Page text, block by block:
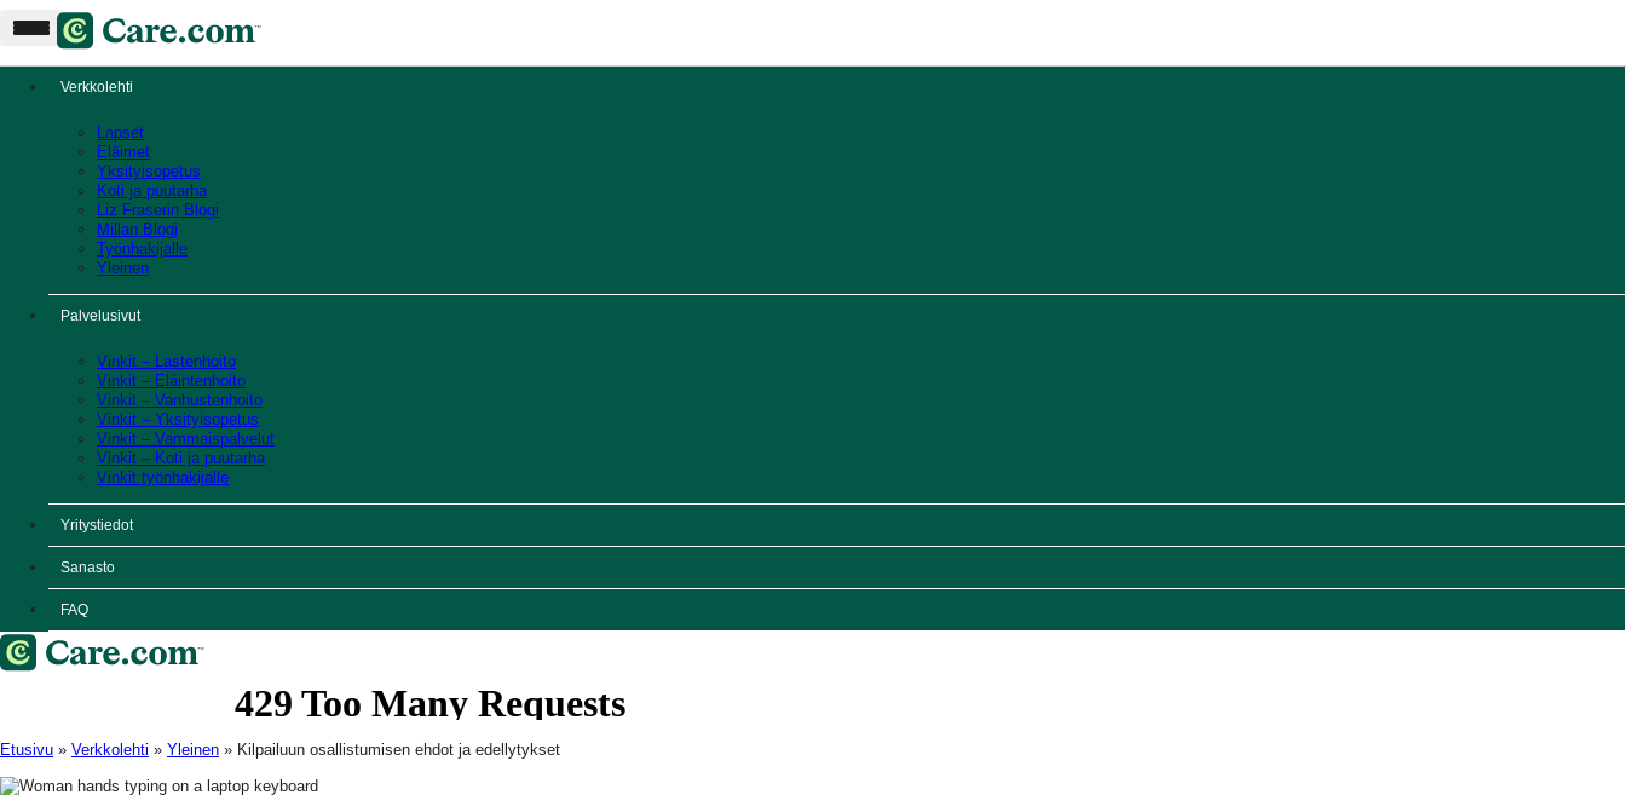
Verkkolehti
Lapset
Eläimet
Yksityisopetus
Koti ja puutarha
Liz Fraserin Blogi
Millan Blogi
Työnhakijalle
Yleinen
Palvelusivut
Vinkit – Lastenhoito
Vinkit – Eläintenhoito
Vinkit – Vanhustenhoito
Vinkit – Yksityisopetus
Vinkit – Vammaispalvelut
Vinkit – Koti ja puutarha
Vinkit työnhakijalle
Yritystiedot
Sanasto
FAQ
Etusivu » Verkkolehti » Yleinen » Kilpailuun osallistumisen ehdot ja edellytykset